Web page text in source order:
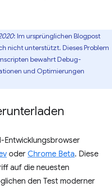
: Im ursprünglichen Blogpost
nicht unterstützt. Dieses Problem
bewahrt Debug-
und Optimierungen
Entwicklungsbrowser
oder Chrome Beta. Diese
auf die neuesten
den Test moderner